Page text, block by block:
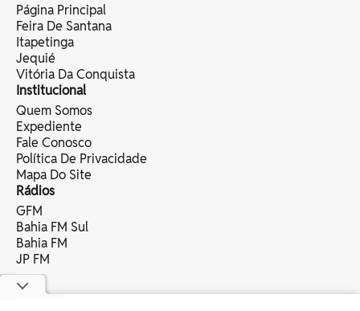
Página Principal
Feira De Santana
Itapetinga
Jequié
Vitória Da Conquista
Institucional
Quem Somos
Expediente
Fale Conosco
Política De Privacidade
Mapa Do Site
Rádios
GFM
Bahia FM Sul
Bahia FM
JP FM